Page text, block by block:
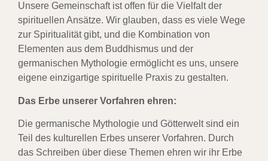
Unsere Gemeinschaft ist offen für die Vielfalt der
spirituellen Ansätze. Wir glauben, dass es viele Wege
zur Spiritualität gibt, und die Kombination von
Elementen aus dem Buddhismus und der
germanischen Mythologie ermöglicht es uns, unsere
eigene einzigartige spirituelle Praxis zu gestalten.
Das Erbe unserer Vorfahren ehren:
Die germanische Mythologie und Götterwelt sind ein
Teil des kulturellen Erbes unserer Vorfahren. Durch
das Schreiben über diese Themen ehren wir ihr Erbe